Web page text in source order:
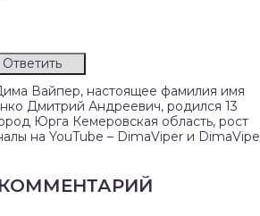
Ответить
Вайпер, настоящее фамилия имя
Дмитрий Андреевич, родился 13
Юрга Кемеровская область, рост
на YouTube – DimaViper и